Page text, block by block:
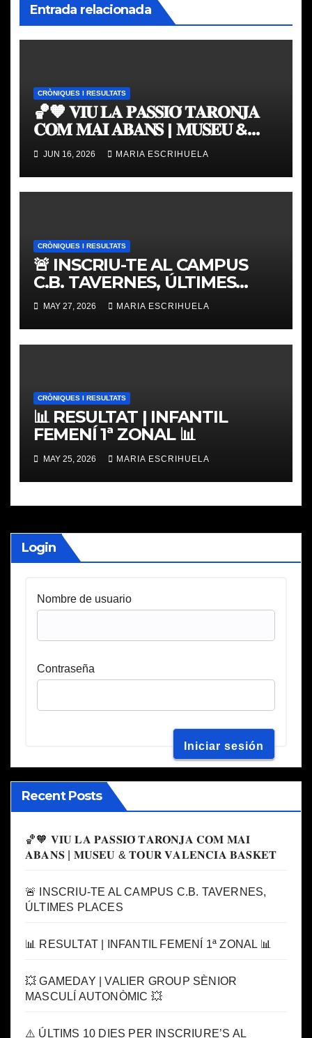
Entrada relacionada
CRÒNIQUES I RESULTATS
🏀🧡 𝐕𝐈𝐔 𝐋𝐀 𝐏𝐀𝐒𝐒𝐈𝐎́ 𝐓𝐀𝐑𝐎𝐍𝐉𝐀
𝐂𝐎𝐌 𝐌𝐀𝐈 𝐀𝐁𝐀𝐍𝐒 | 𝐌𝐔𝐒𝐄𝐔 &
𝐓𝐎𝐔𝐑 𝐕𝐀𝐋𝐄𝐍𝐂𝐈𝐀 𝐁𝐀𝐒𝐊𝐄𝐓
JUN 16, 2026 MARIA ESCRIHUELA
CRÒNIQUES I RESULTATS
🚨 INSCRIU-TE AL CAMPUS
C.B. TAVERNES, ÚLTIMES
PLACES
MAY 27, 2026 MARIA ESCRIHUELA
CRÒNIQUES I RESULTATS
📊 RESULTAT | INFANTIL
FEMENÍ 1ª ZONAL 📊
MAY 25, 2026 MARIA ESCRIHUELA
Login
Nombre de usuario
Contraseña
Recent Posts
🏀🧡 𝐕𝐈𝐔 𝐋𝐀 𝐏𝐀𝐒𝐒𝐈𝐎́ 𝐓𝐀𝐑𝐎𝐍𝐉𝐀 𝐂𝐎𝐌 𝐌𝐀𝐈
𝐀𝐁𝐀𝐍𝐒 | 𝐌𝐔𝐒𝐄𝐔 & 𝐓𝐎𝐔𝐑 𝐕𝐀𝐋𝐄𝐍𝐂𝐈𝐀 𝐁𝐀𝐒𝐊𝐄𝐓
🚨 INSCRIU-TE AL CAMPUS C.B. TAVERNES,
ÚLTIMES PLACES
📊 RESULTAT | INFANTIL FEMENÍ 1ª ZONAL 📊
💥 GAMEDAY | VALIER GROUP SÈNIOR
MASCULÍ AUTONÒMIC 💥
⚠️ ÚLTIMS 10 DIES PER INSCRIURE’S AL